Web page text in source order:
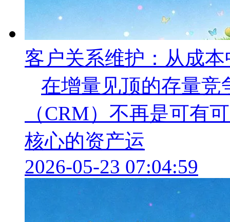
客户关系维护：从成
在增量见顶的存量竞
（CRM）不再是可有
核心的资产运
2026-05-23 07:04:59